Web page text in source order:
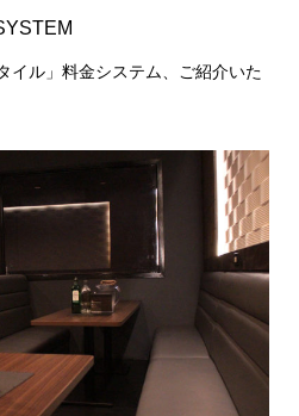
イル」料金システム、ご紹介いた